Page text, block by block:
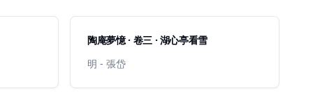
陶庵夢憶 · 卷三 · 湖心亭看雪
明 - 張岱